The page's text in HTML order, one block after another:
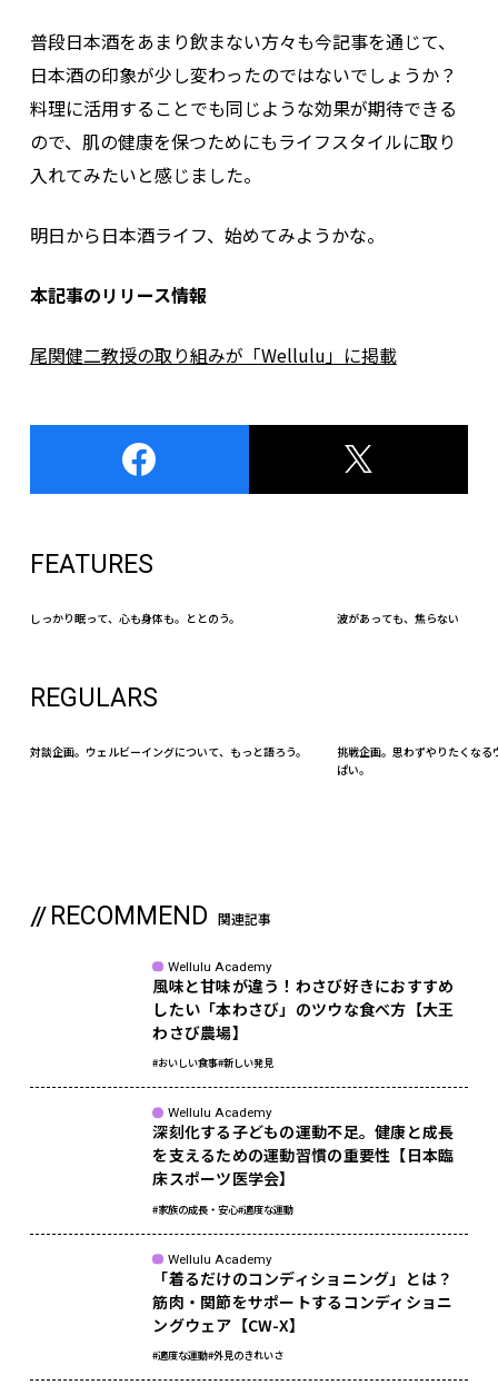
普段日本酒をあまり飲まない方々も今記事を通じて、
日本酒の印象が少し変わったのではないでしょうか？
料理に活用することでも同じような効果が期待できる
ので、肌の健康を保つためにもライフスタイルに取り
入れてみたいと感じました。
明日から日本酒ライフ、始めてみようかな。
本記事のリリース情報
尾関健二教授の取り組みが「Wellulu」に掲載
FEATURES
しっかり眠って、心も身体も。ととのう。 波があっても、焦らない
REGULARS
対談企画。ウェルビーイングについて、もっと語ろう。
挑戦企画。思わずやりたくなる
ぱい。
RECOMMEND 関連記事
Wellulu Academy
風味と甘味が違う！わさび好きにおすすめ
したい「本わさび」のツウな食べ方【大王
わさび農場】
#おいしい食事#新しい発見
Wellulu Academy
深刻化する子どもの運動不足。健康と成長
を支えるための運動習慣の重要性【日本臨
床スポーツ医学会】
#家族の成長・安心#適度な運動
Wellulu Academy
「着るだけのコンディショニング」とは？
筋肉・関節をサポートするコンディショニ
ングウェア【CW-X】
#適度な運動#外見のきれいさ